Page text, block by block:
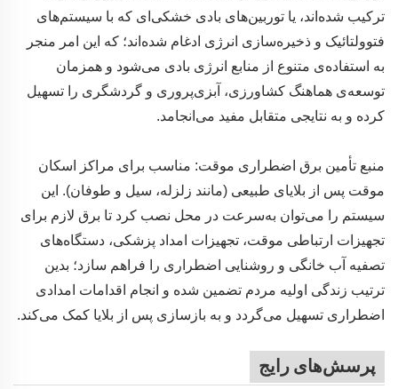
ترکیب شده‌اند، یا توربین‌های بادی خشکی‌ای که با سیستم‌های
فتوولتائیک و ذخیره‌سازی انرژی ادغام شده‌اند؛ که این امر منجر
به استفاده‌ی متنوع از منابع انرژی بادی می‌شود و همزمان
توسعه‌ی هماهنگ کشاورزی، آبزی‌پروری و گردشگری را تسهیل
کرده و به نتایجی متقابل مفید می‌انجامد.
منبع تأمین برق اضطراری موقت: مناسب برای مراکز اسکان
موقت پس از بلایای طبیعی (مانند زلزله، سیل و طوفان). این
سیستم را می‌توان به‌سرعت در محل نصب کرد تا برق لازم برای
تجهیزات ارتباطی موقت، تجهیزات امداد پزشکی، دستگاه‌های
تصفیه آب خانگی و روشنایی اضطراری را فراهم سازد؛ بدین
ترتیب زندگی اولیه مردم تضمین شده و انجام اقدامات امدادی
اضطراری تسهیل می‌گردد و به بازسازی پس از بلایا کمک می‌کند.
پرسش‌های رایج